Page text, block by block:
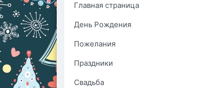
Главная страница
День Рождения
Пожелания
Праздники
Свадьба